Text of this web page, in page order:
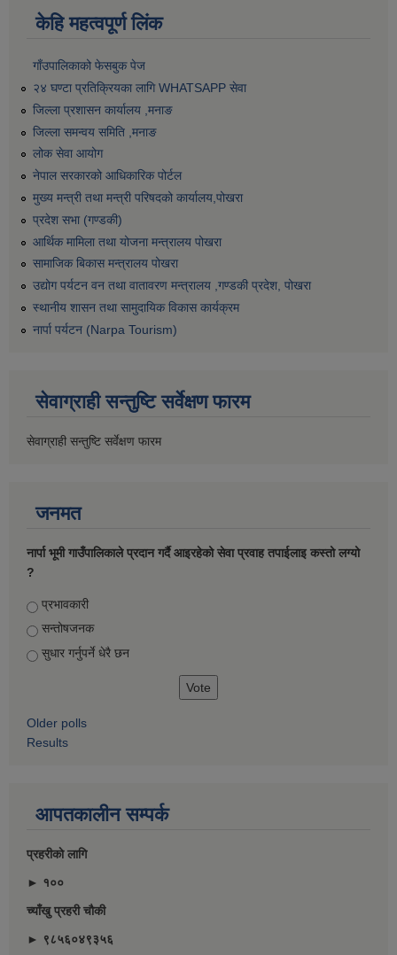
केहि महत्वपूर्ण लिंक
गाँउपालिकाको फेसबुक पेज
२४ घण्टा प्रतिक्रियका लागि WHATSAPP सेवा
जिल्ला प्रशासन कार्यालय ,मनाङ
जिल्ला समन्वय समिति ,मनाङ
लोक सेवा आयोग
नेपाल सरकारको आधिकारिक पोर्टल
मुख्य मन्त्री तथा मन्त्री परिषदको कार्यालय,पोखरा
प्रदेश सभा (गण्डकी)
आर्थिक मामिला तथा योजना मन्त्रालय पोखरा
सामाजिक बिकास मन्त्रालय पोखरा
उद्योग पर्यटन वन तथा वातावरण मन्त्रालय ,गण्डकी प्रदेश, पोखरा
स्थानीय शासन तथा सामुदायिक विकास कार्यक्रम
नार्पा पर्यटन (Narpa Tourism)
सेवाग्राही सन्तुष्टि सर्वेक्षण फारम
सेवाग्राही सन्तुष्टि सर्वेक्षण फारम
जनमत
नार्पा भूमी गाउँपालिकाले प्रदान गर्दै आइरहेको सेवा प्रवाह तपाईलाइ कस्तो लग्यो
?
Choices
प्रभावकारी
सन्तोषजनक
सुधार गर्नुपर्ने धेरै छन
Older polls
Results
आपतकालीन सम्पर्क
प्रहरीकाे लागि
► १००
च्याँखु प्रहरी चाैकी
► ९८५६०४९३५६